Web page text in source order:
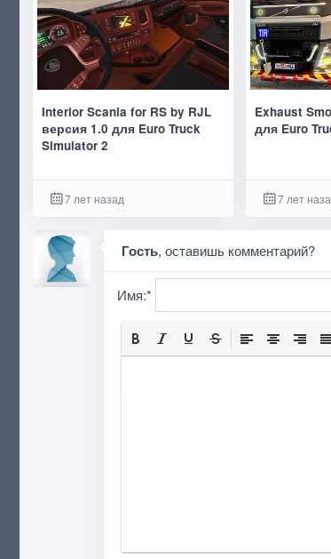
Interior Scania for RS by RJL
версия 1.0 для Euro Truck
Simulator 2
7 лет назад
Exhaust
для Euro
7 лет
Гость, оставишь комментарий?
Имя:*